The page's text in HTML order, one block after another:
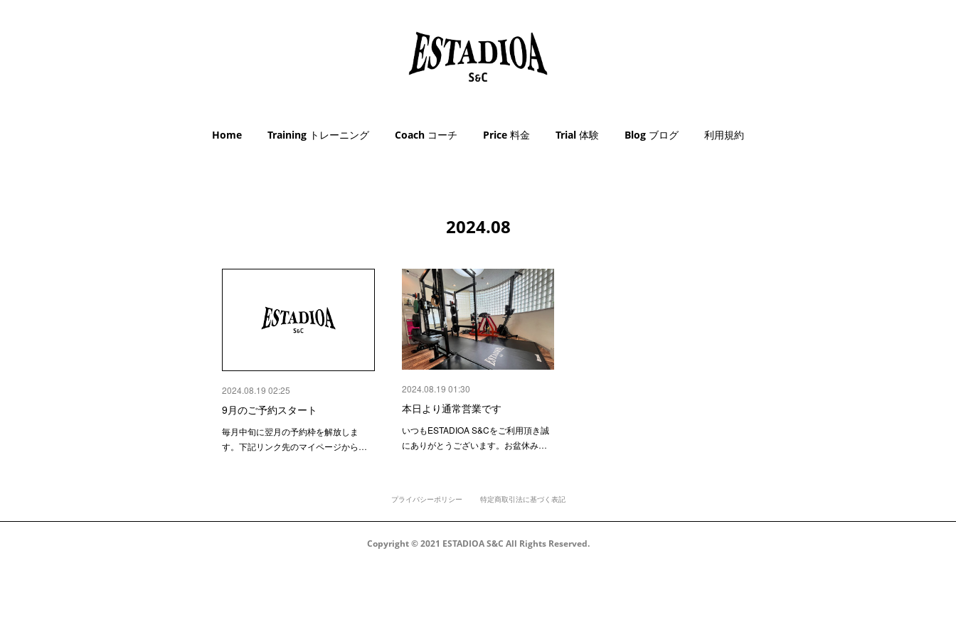
Home Training トレーニング Coach コーチ Price 料金 Trial 体験 Blog ブログ 利用規約
2024.08
2024.08.19 02:25
9月のご予約スタート
毎月中旬に翌月の予約枠を解放しま
す。下記リンク先のマイページから…
2024.08.19 01:30
本日より通常営業です
いつもESTADIOA S&Cをご利用頂き誠
にありがとうございます。お盆休み…
プライバシーポリシー 特定商取引法に基づく表記
Copyright © 2021 ESTADIOA S&C All Rights Reserved.